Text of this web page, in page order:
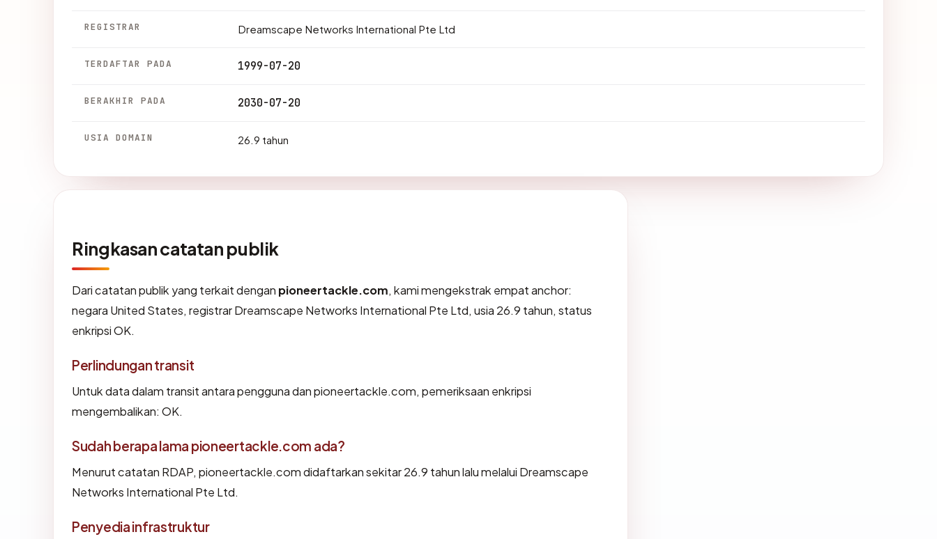
REGISTRAR Dreamscape Networks International Pte Ltd
TERDAFTAR PADA 1999-07-20
BERAKHIR PADA 2030-07-20
USIA DOMAIN 26.9 tahun
Ringkasan catatan publik
Dari catatan publik yang terkait dengan pioneertackle.com, kami mengekstrak empat anchor:
negara United States, registrar Dreamscape Networks International Pte Ltd, usia 26.9 tahun, status
enkripsi OK.
Perlindungan transit
Untuk data dalam transit antara pengguna dan pioneertackle.com, pemeriksaan enkripsi
mengembalikan: OK.
Sudah berapa lama pioneertackle.com ada?
Menurut catatan RDAP, pioneertackle.com didaftarkan sekitar 26.9 tahun lalu melalui Dreamscape
Networks International Pte Ltd.
Penyedia infrastruktur